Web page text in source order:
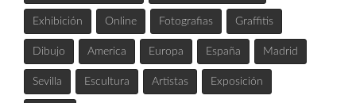
Exhibición Online Fotografias Graffitis
Dibujo America Europa España Madrid
Sevilla Escultura Artistas Exposición